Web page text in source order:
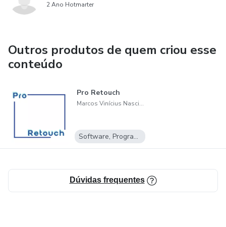
2 Ano Hotmarter
Outros produtos de quem criou esse
conteúdo
Pro Retouch
Marcos Vinícius Nascimento da Rocha
Software, Programas para baixar
Dúvidas frequentes